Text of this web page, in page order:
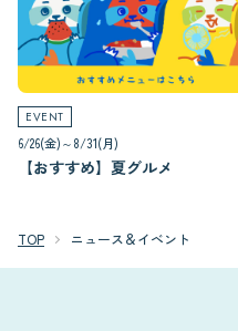
EVENT
6/26(金)～8/31(月)
【おすすめ】夏グルメ
TOP ニュース＆イベント